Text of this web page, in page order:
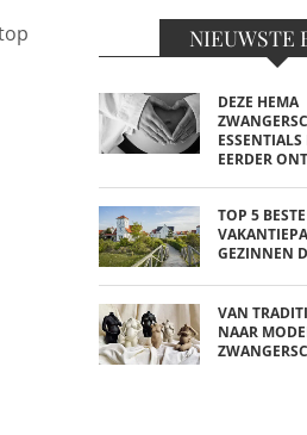
NIEUWSTE
DEZE HEMA
EERDER
TOP 5
GEZINNEN
VAN
NAAR